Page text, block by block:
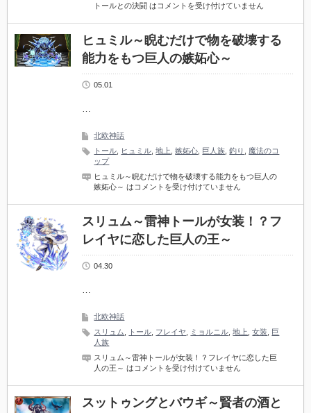
トールとの決闘 は コメントを受け付けていません
ヒュミル～睨むだけで物を破壊する
能力をもつ巨人の嫉妬心～
05.01
…
北欧神話
トール
ヒュミル ,地上 ,嫉妬心 巨人族 ,釣り
魔法のコ
ップ
ヒュミル～睨むだけで物を破壊する能力をもつ巨人の
嫉妬心～ は コメントを受け付けていません
スリュム～雷神トールが女装！？フ
レイヤに恋した巨人の王～
04.30
…
北欧神話
スリュム
トール フレイヤ ミョルニル ,地上 ,女装
巨
人族
スリュム～雷神トールが女装！？フレイヤに恋した巨
人の王～ は コメントを受け付けていません
スットゥングとバウギ～賢者の酒と